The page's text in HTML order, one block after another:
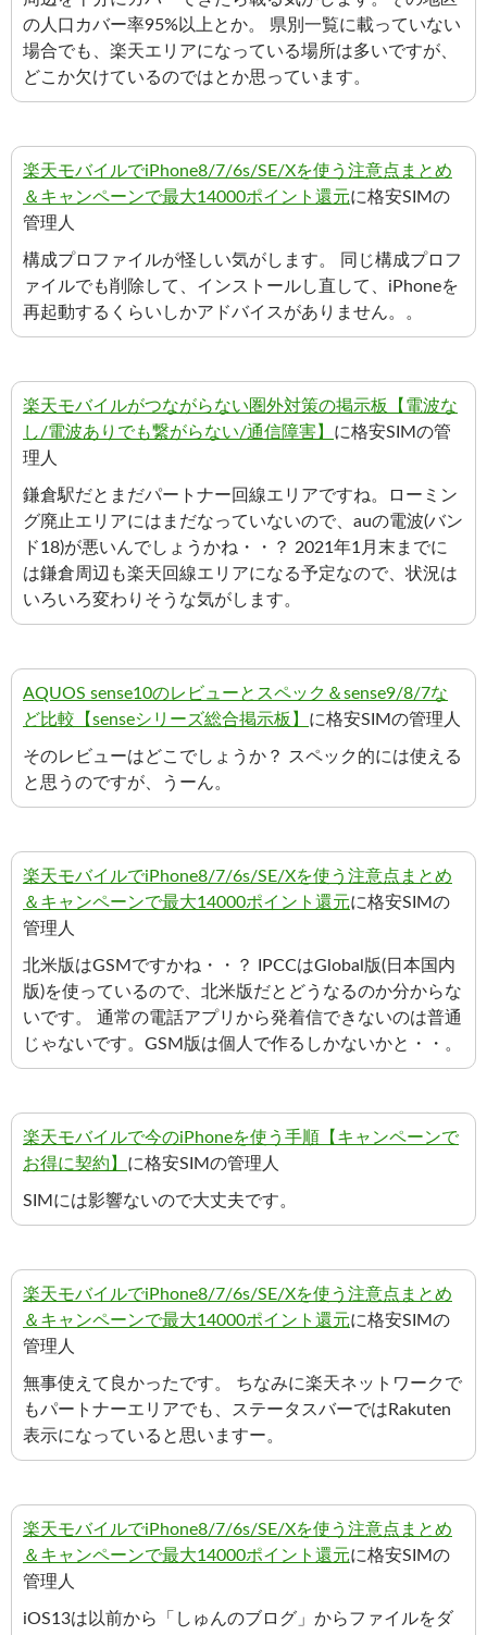
の人口カバー率95%以上とか。 県別一覧に載っていない
場合でも、楽天エリアになっている場所は多いですが、
どこか欠けているのではとか思っています。
楽天モバイルでiPhone8/7/6s/SE/Xを使う注意点まとめ
＆キャンペーンで最大14000ポイント還元に格安SIMの
管理人
構成プロファイルが怪しい気がします。 同じ構成プロフ
ァイルでも削除して、インストールし直して、iPhoneを
再起動するくらいしかアドバイスがありません。。
楽天モバイルがつながらない圏外対策の掲示板【電波な
し/電波ありでも繋がらない/通信障害】 に格安SIMの管
理人
鎌倉駅だとまだパートナー回線エリアですね。ローミン
グ廃止エリアにはまだなっていないので、auの電波(バン
ド18)が悪いんでしょうかね・・？ 2021年1月末までに
は鎌倉周辺も楽天回線エリアになる予定なので、状況は
いろいろ変わりそうな気がします。
AQUOS sense10のレビューとスペック＆sense9/8/7な
ど比較【senseシリーズ総合掲示板】 に格安SIMの管理人
そのレビューはどこでしょうか？ スペック的には使える
と思うのですが、うーん。
楽天モバイルでiPhone8/7/6s/SE/Xを使う注意点まとめ
＆キャンペーンで最大14000ポイント還元に格安SIMの
管理人
北米版はGSMですかね・・？ IPCCはGlobal版(日本国内
版)を使っているので、北米版だとどうなるのか分からな
いです。 通常の電話アプリから発着信できないのは普通
じゃないです。GSM版は個人で作るしかないかと・・。
楽天モバイルで今のiPhoneを使う手順【キャンペーンで
お得に契約】 に格安SIMの管理人
SIMには影響ないので大丈夫です。
楽天モバイルでiPhone8/7/6s/SE/Xを使う注意点まとめ
＆キャンペーンで最大14000ポイント還元に格安SIMの
管理人
無事使えて良かったです。 ちなみに楽天ネットワークで
もパートナーエリアでも、ステータスバーではRakuten
表示になっていると思いますー。
楽天モバイルでiPhone8/7/6s/SE/Xを使う注意点まとめ
＆キャンペーンで最大14000ポイント還元に格安SIMの
管理人
iOS13は以前から「しゅんのブログ」からファイルをダ